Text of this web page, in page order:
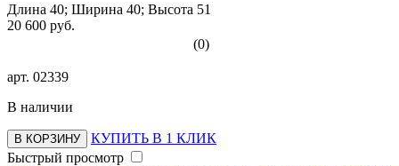
Длина 40; Ширина 40; Высота 51
20 600 руб.
(0)
арт. 02339
В наличии
В КОРЗИНУ
КУПИТЬ В 1 КЛИК
Быстрый просмотр